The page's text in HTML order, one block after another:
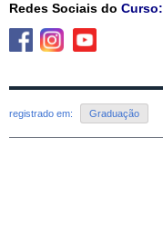
Redes Sociais do Curso:
registrado em: Graduação